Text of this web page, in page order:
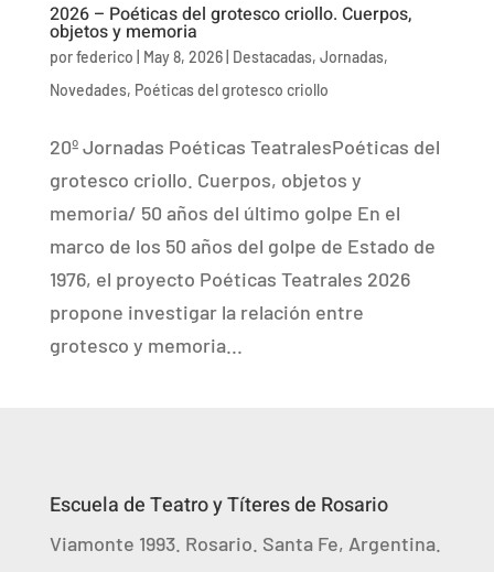
2026 – Poéticas del grotesco criollo. Cuerpos,
objetos y memoria
porfederico May 8, 2026| Destacadas, Jornadas,
Novedades, Poéticas del grotesco criollo
20º Jornadas Poéticas TeatralesPoéticas del
grotesco criollo. Cuerpos, objetos y
memoria/ 50 años del último golpe En el
marco de los 50 años del golpe de Estado de
1976, el proyecto Poéticas Teatrales 2026
propone investigar la relación entre
grotesco y memoria...
Escuela de Teatro y Títeres de Rosario
Viamonte 1993. Rosario. Santa Fe, Argentina.